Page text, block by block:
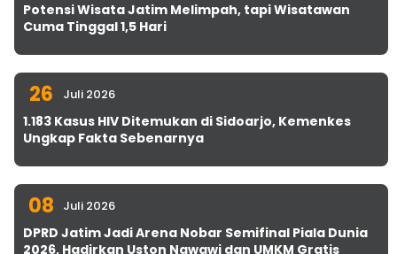
Potensi Wisata Jatim Melimpah, tapi Wisatawan
Cuma Tinggal 1,5 Hari
26 Juli 2026
1.183 Kasus HIV Ditemukan di Sidoarjo, Kemenkes
Ungkap Fakta Sebenarnya
08 Juli 2026
DPRD Jatim Jadi Arena Nobar Semifinal Piala Dunia
2026, Hadirkan Uston Nawawi dan UMKM Gratis